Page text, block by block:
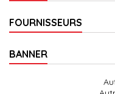
FOURNISSEURS
BANNER